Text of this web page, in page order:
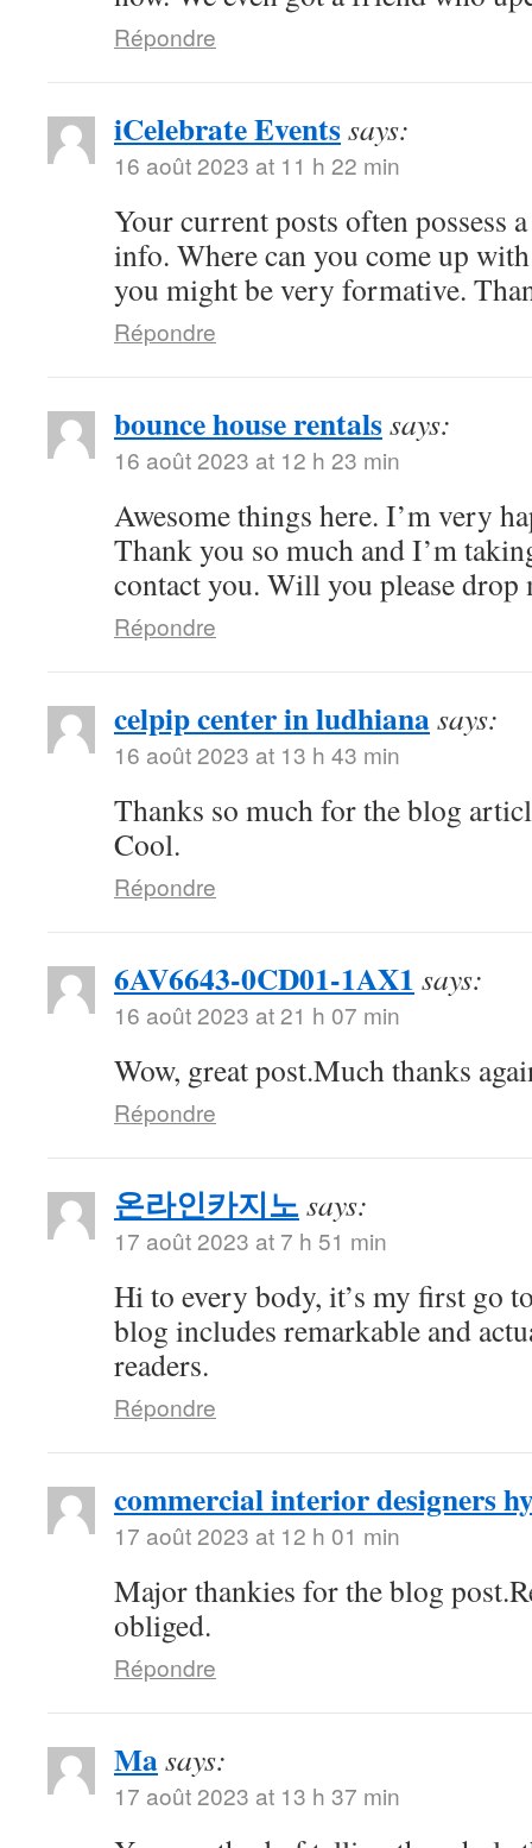
Répondre
iCelebrate Eventssays:
16 août 2023 at 11 h 22 min
Your current posts often possess
info. Where can you come up
you might be very formative.
Répondre
bounce house rentalssays:
16 août 2023 at 12 h 23 min
Awesome things here. I’m very
Thank you so much and I’m
contact you. Will you please drop
Répondre
celpip center in ludhianasays:
16 août 2023 at 13 h 43 min
Thanks so much for the blog
Cool.
Répondre
6AV6643-0CD01-1AX1 says:
16 août 2023 at 21 h 07 min
Wow, great post.Much thanks
Répondre
온라인카지노says:
17 août 2023 at 7 h 51 min
Hi to every body, it’s my first go
blog includes remarkable and
readers.
Répondre
commercial interior designers
17 août 2023 at 12 h 01 min
Major thankies for the blog
obliged.
Répondre
Masays:
17 août 2023 at 13 h 37 min